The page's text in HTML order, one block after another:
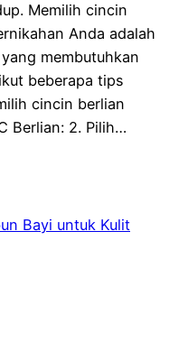
Memilih cincin
Anda adalah
membutuhkan
beberapa tips
cincin berlian
Berlian: 2. Pilih…